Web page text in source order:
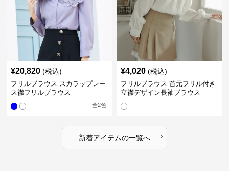
¥20,820 (税込)
フリルブラウス スカラップレー
ス襟フリルブラウス
全2色
¥4,020 (税込)
フリルブラウス 首元フリル付き
立襟デザイン長袖ブラウス
新着アイテムの一覧へ ›